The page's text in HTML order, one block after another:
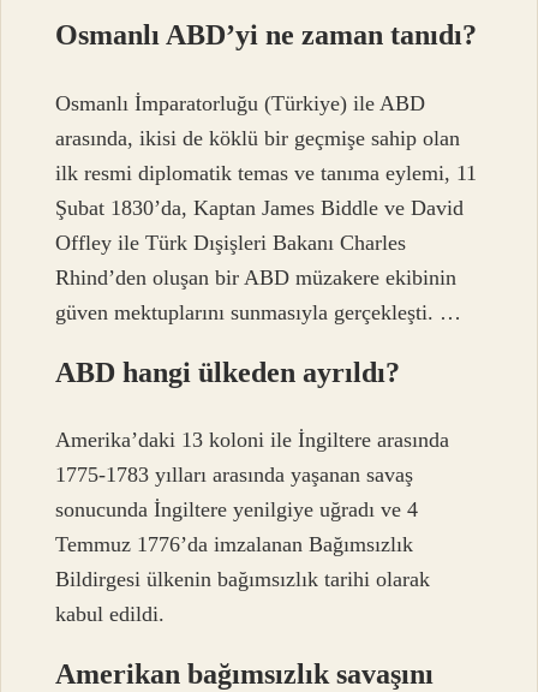
Osmanlı ABD’yi ne zaman tanıdı?
Osmanlı İmparatorluğu (Türkiye) ile ABD
arasında, ikisi de köklü bir geçmişe sahip olan
ilk resmi diplomatik temas ve tanıma eylemi, 11
Şubat 1830’da, Kaptan James Biddle ve David
Offley ile Türk Dışişleri Bakanı Charles
Rhind’den oluşan bir ABD müzakere ekibinin
güven mektuplarını sunmasıyla gerçekleşti. …
ABD hangi ülkeden ayrıldı?
Amerika’daki 13 koloni ile İngiltere arasında
1775-1783 yılları arasında yaşanan savaş
sonucunda İngiltere yenilgiye uğradı ve 4
Temmuz 1776’da imzalanan Bağımsızlık
Bildirgesi ülkenin bağımsızlık tarihi olarak
kabul edildi.
Amerikan bağımsızlık savaşını